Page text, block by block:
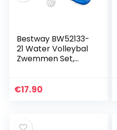
Bestway BW52133-
21 Water Volleybal
Zwemmen Set,
€17.90